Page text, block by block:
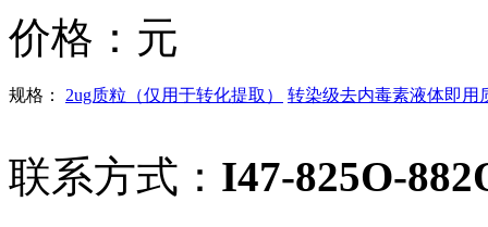
价格： 元
规格： 2ug质粒（仅用于转化提取） 转染级去内毒素液体即用
联系方式： I47-825O-